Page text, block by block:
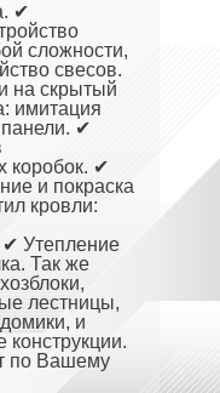
✔
сложности,
свесов.
на скрытый
имитация
панели. ✔
коробок. ✔
и покраска
кровли:
✔ Утепление
Так же
лестницы,
и
по Вашему